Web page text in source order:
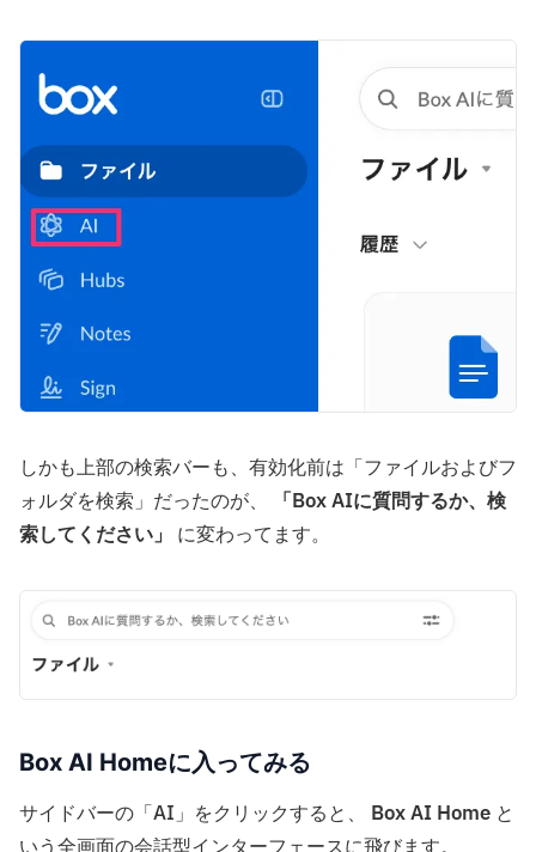
しかも上部の検索バーも、有効化前は「ファイルおよびフ
ォルダを検索」だったのが、
「Box AIに質問するか、検
索してください」 に変わってます。
Box AI Homeに入ってみる
サイドバーの「AI」をクリックすると、 Box AI Home と